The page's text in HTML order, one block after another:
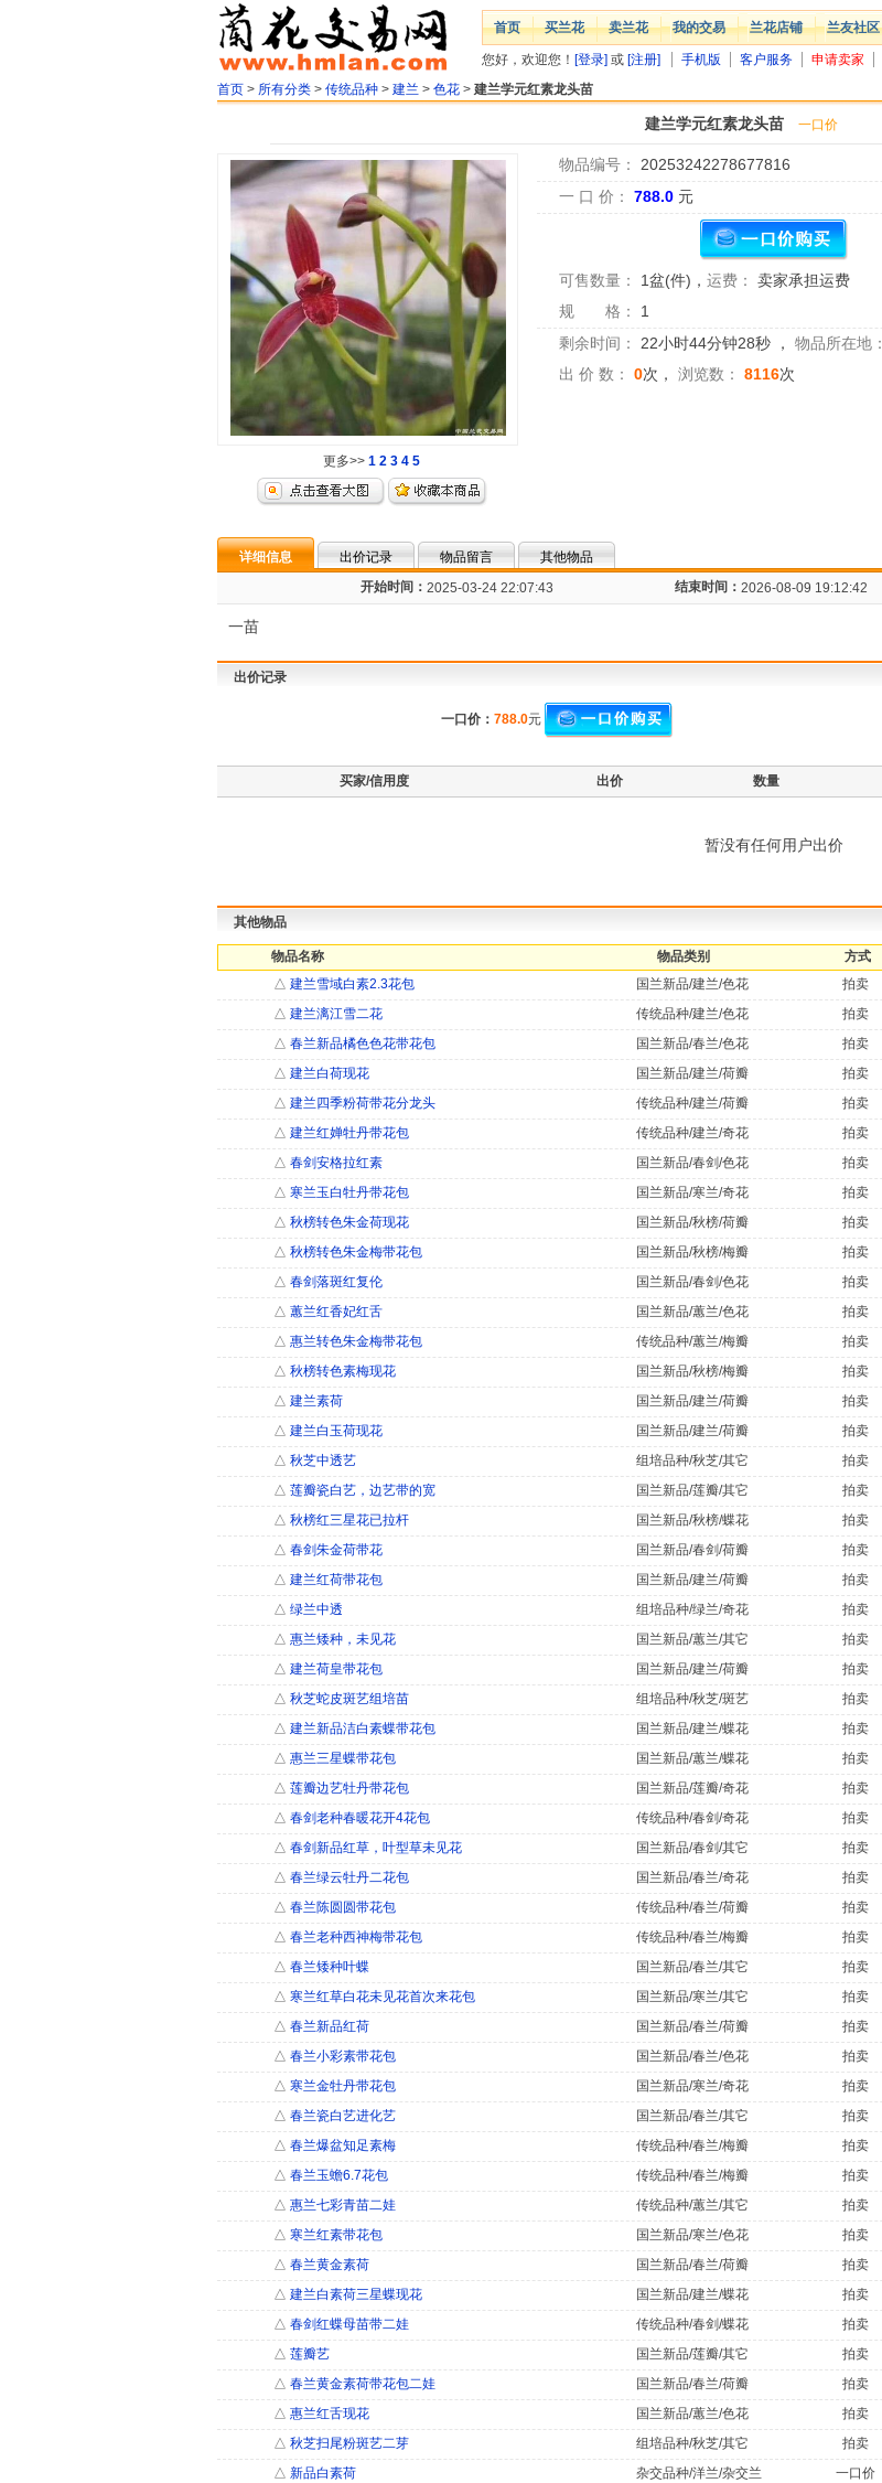
首页 买兰花 卖兰花 我的交易 兰花店铺 兰友社区
您好，欢迎您！ [登录] 或 [注册] 手机版 客户服务 申请卖家
首页 > 所有分类 > 传统品种 > 建兰 > 色花 > 建兰学元红素龙头苗
建兰学元红素龙头苗 一口价
更多>> 1 2 3 4 5
物品编号：
20253242278677816
一 口 价：
788.0 元
可售数量： 1盆(件) ， 运费：
卖家承担运费
规 格：
1
剩余时间：
22小时44分钟27秒 ， 物品所在地：
出 价 数：
0次， 浏览数： 8116次
详细信息 出价记录 物品留言
其他物品
开始时间： 2025-03-24 22:07:43 结束时间： 2026-08-09 19:12:42
一苗
出价记录
一口价： 788.0元
买家/信用度 出价 数量
暂没有任何用户出价
其他物品
物品名称 物品类别 方式
△ 建兰雪域白素2.3花包 国兰新品/建兰/色花 拍卖
△ 建兰漓江雪二花 传统品种/建兰/色花 拍卖
△ 春兰新品橘色色花带花包 国兰新品/春兰/色花 拍卖
△ 建兰白荷现花 国兰新品/建兰/荷瓣 拍卖
△ 建兰四季粉荷带花分龙头 传统品种/建兰/荷瓣 拍卖
△ 建兰红婵牡丹带花包 传统品种/建兰/奇花 拍卖
△ 春剑安格拉红素 国兰新品/春剑/色花 拍卖
△ 寒兰玉白牡丹带花包 国兰新品/寒兰/奇花 拍卖
△ 秋榜转色朱金荷现花 国兰新品/秋榜/荷瓣 拍卖
△ 秋榜转色朱金梅带花包 国兰新品/秋榜/梅瓣 拍卖
△ 春剑落斑红复伦 国兰新品/春剑/色花 拍卖
△ 蕙兰红香妃红舌 国兰新品/蕙兰/色花 拍卖
△ 惠兰转色朱金梅带花包 传统品种/蕙兰/梅瓣 拍卖
△ 秋榜转色素梅现花 国兰新品/秋榜/梅瓣 拍卖
△ 建兰素荷 国兰新品/建兰/荷瓣 拍卖
△ 建兰白玉荷现花 国兰新品/建兰/荷瓣 拍卖
△ 秋芝中透艺 组培品种/秋芝/其它 拍卖
△ 莲瓣瓷白艺，边艺带的宽 国兰新品/莲瓣/其它 拍卖
△ 秋榜红三星花已拉杆 国兰新品/秋榜/蝶花 拍卖
△ 春剑朱金荷带花 国兰新品/春剑/荷瓣 拍卖
△ 建兰红荷带花包 国兰新品/建兰/荷瓣 拍卖
△ 绿兰中透 组培品种/绿兰/奇花 拍卖
△ 惠兰矮种，未见花 国兰新品/蕙兰/其它 拍卖
△ 建兰荷皇带花包 国兰新品/建兰/荷瓣 拍卖
△ 秋芝蛇皮斑艺组培苗 组培品种/秋芝/斑艺 拍卖
△ 建兰新品洁白素蝶带花包 国兰新品/建兰/蝶花 拍卖
△ 惠兰三星蝶带花包 国兰新品/蕙兰/蝶花 拍卖
△ 莲瓣边艺牡丹带花包 国兰新品/莲瓣/奇花 拍卖
△ 春剑老种春暖花开4花包 传统品种/春剑/奇花 拍卖
△ 春剑新品红草，叶型草未见花 国兰新品/春剑/其它 拍卖
△ 春兰绿云牡丹二花包 国兰新品/春兰/奇花 拍卖
△ 春兰陈圆圆带花包 传统品种/春兰/荷瓣 拍卖
△ 春兰老种西神梅带花包 传统品种/春兰/梅瓣 拍卖
△ 春兰矮种叶蝶 国兰新品/春兰/其它 拍卖
△ 寒兰红草白花未见花首次来花包 国兰新品/寒兰/其它 拍卖
△ 春兰新品红荷 国兰新品/春兰/荷瓣 拍卖
△ 春兰小彩素带花包 国兰新品/春兰/色花 拍卖
△ 寒兰金牡丹带花包 国兰新品/寒兰/奇花 拍卖
△ 春兰瓷白艺进化艺 国兰新品/春兰/其它 拍卖
△ 春兰爆盆知足素梅 传统品种/春兰/梅瓣 拍卖
△ 春兰玉蟾6.7花包 传统品种/春兰/梅瓣 拍卖
△ 惠兰七彩青苗二娃 传统品种/蕙兰/其它 拍卖
△ 寒兰红素带花包 国兰新品/寒兰/色花 拍卖
△ 春兰黄金素荷 国兰新品/春兰/荷瓣 拍卖
△ 建兰白素荷三星蝶现花 国兰新品/建兰/蝶花 拍卖
△ 春剑红蝶母苗带二娃 传统品种/春剑/蝶花 拍卖
△ 莲瓣艺 国兰新品/莲瓣/其它 拍卖
△ 春兰黄金素荷带花包二娃 国兰新品/春兰/荷瓣 拍卖
△ 惠兰红舌现花 国兰新品/蕙兰/色花 拍卖
△ 秋芝扫尾粉斑艺二芽 组培品种/秋芝/其它 拍卖
△ 新品白素荷 杂交品种/洋兰/杂交兰 一口价